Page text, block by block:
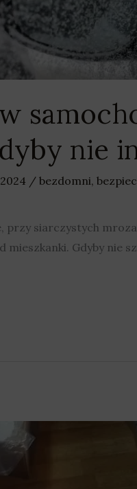
nie
/ bezdomni,
przy siarczystych
mieszkanki. Gdyby nie